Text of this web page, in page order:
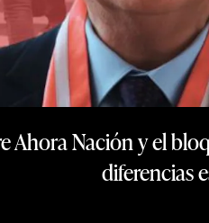
Ahora Nación y el
diferencias